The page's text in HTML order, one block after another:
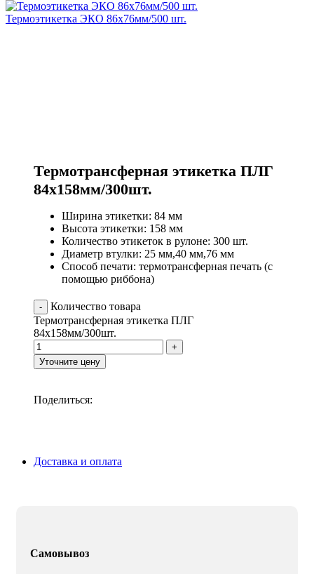
Термоэтикетка ЭКО 86х76мм/500 шт.
Термотрансферная этикетка ПЛГ
84х158мм/300шт.
Ширина этикетки: 84 мм
Высота этикетки: 158 мм
Количество этикеток в рулоне: 300 шт.
Диаметр втулки: 25 мм,40 мм,76 мм
Способ печати: термотрансферная печать (с
помощью риббона)
Количество товара
Термотрансферная этикетка ПЛГ
84х158мм/300шт.
Уточните цену
Поделиться:
Доставка и оплата
Самовывоз